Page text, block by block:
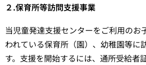
２.保育所等訪問支援事業
当児童発達支援センターをご利用のお
われている保育所（園）、幼稚園等に
す。支援を開始するには、通所受給者